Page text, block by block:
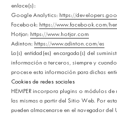
enlace(s):
Google Analytics: https://
Facebook: https://www.facebook.com/
Hotjar: https://www.hotjar.com
Adinton: https://www.adinton.com/es
La(s) entidad(es) encargada(s) del
información a terceros, siempre y
procese esta información para dichas
Cookies de redes sociales
HEMPER incorpora plugins o módulos
las mismas a partir del Sitio Web. Por
pueden almacenarse en el navegador del